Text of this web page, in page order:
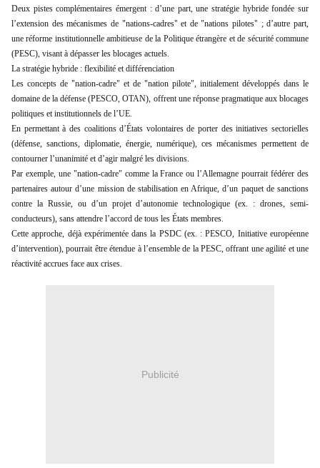
Deux pistes complémentaires émergent : d’une part, une stratégie hybride fondée sur
l’extension des mécanismes de "nations-cadres" et de "nations pilotes" ; d’autre part,
une réforme institutionnelle ambitieuse de la Politique étrangère et de sécurité commune
(PESC), visant à dépasser les blocages actuels.
La stratégie hybride : flexibilité et différenciation
Les concepts de "nation-cadre" et de "nation pilote", initialement développés dans le
domaine de la défense (PESCO, OTAN), offrent une réponse pragmatique aux blocages
politiques et institutionnels de l’UE.
En permettant à des coalitions d’États volontaires de porter des initiatives sectorielles
(défense, sanctions, diplomatie, énergie, numérique), ces mécanismes permettent de
contourner l’unanimité et d’agir malgré les divisions.
Par exemple, une "nation-cadre" comme la France ou l’Allemagne pourrait fédérer des
partenaires autour d’une mission de stabilisation en Afrique, d’un paquet de sanctions
contre la Russie, ou d’un projet d’autonomie technologique (ex. : drones, semi-
conducteurs), sans attendre l’accord de tous les États membres.
Cette approche, déjà expérimentée dans la PSDC (ex. : PESCO, Initiative européenne
d’intervention), pourrait être étendue à l’ensemble de la PESC, offrant une agilité et une
réactivité accrues face aux crises.
Publicité